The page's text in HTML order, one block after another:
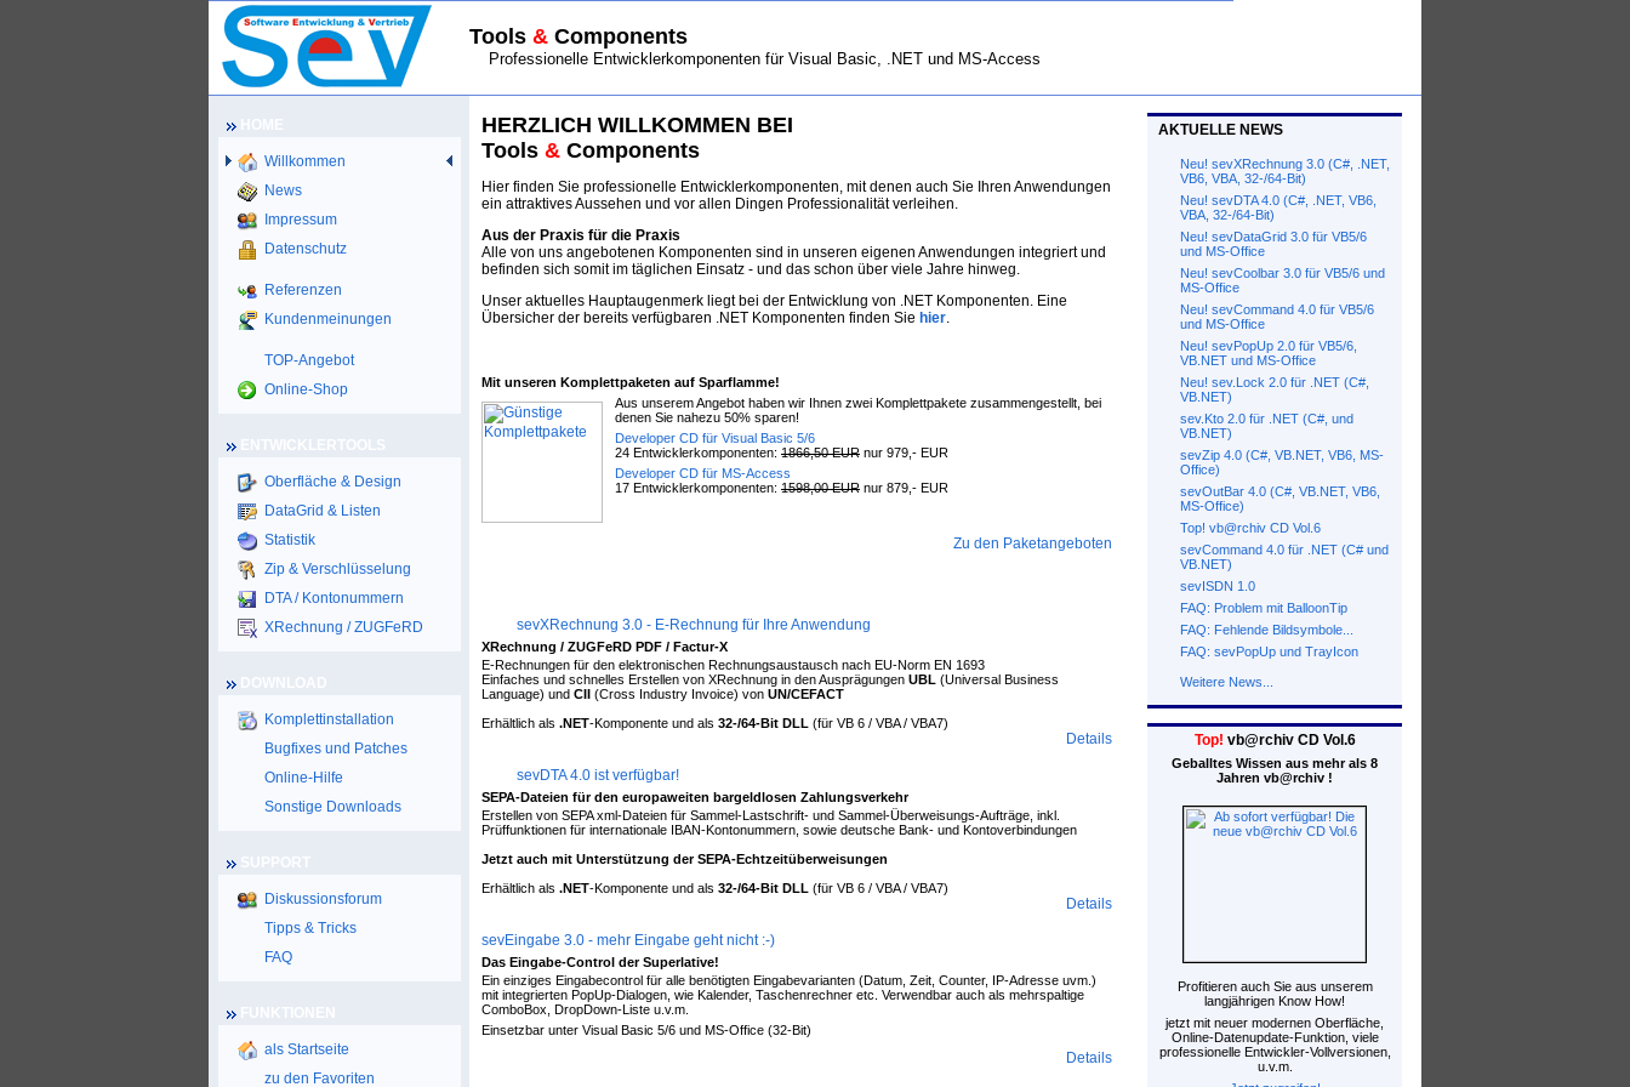
Tools & Components
Professionelle Entwicklerkomponenten für Visual Basic, .NET und MS-Access
Willkommen
News
Impressum
Datenschutz
Referenzen
Kundenmeinungen
TOP-Angebot
Online-Shop
Oberfläche & Design
DataGrid & Listen
Statistik
Zip & Verschlüsselung
DTA / Kontonummern
XRechnung / ZUGFeRD
Komplettinstallation
Bugfixes und Patches
Online-Hilfe
Sonstige Downloads
Diskussionsforum
Tipps & Tricks
FAQ
als Startseite
zu den Favoriten
HERZLICH WILLKOMMEN BEI
Tools & Components
Hier finden Sie professionelle Entwicklerkomponenten, mit denen auch Sie Ihren Anwendungen
ein attraktives Aussehen und vor allen Dingen Professionalität verleihen.
Aus der Praxis für die Praxis
Alle von uns angebotenen Komponenten sind in unseren eigenen Anwendungen integriert und
befinden sich somit im täglichen Einsatz - und das schon über viele Jahre hinweg.
Unser aktuelles Hauptaugenmerk liegt bei der Entwicklung von .NET Komponenten. Eine
Übersicher der bereits verfügbaren .NET Komponenten finden Sie hier.
Mit unseren Komplettpaketen auf Sparflamme!
Aus unserem Angebot haben wir Ihnen zwei Komplettpakete zusammengestellt, bei
denen Sie nahezu 50% sparen!
Developer CD für Visual Basic 5/6
24 Entwicklerkomponenten: 1866,50 EUR nur 979,- EUR
Developer CD für MS-Access
17 Entwicklerkomponenten: 1598,00 EUR nur 879,- EUR
Zu den Paketangeboten
sevXRechnung 3.0 - E-Rechnung für Ihre Anwendung
XRechnung / ZUGFeRD PDF / Factur-X
E-Rechnungen für den elektronischen Rechnungsaustausch nach EU-Norm EN 1693
Einfaches und schnelles Erstellen von XRechnung in den Ausprägungen UBL (Universal Business
Language) und CII (Cross Industry Invoice) von UN/CEFACT
Erhältlich als .NET-Komponente und als 32-/64-Bit DLL (für VB 6 / VBA / VBA7)
Details
sevDTA 4.0 ist verfügbar!
SEPA-Dateien für den europaweiten bargeldlosen Zahlungsverkehr
Erstellen von SEPA xml-Dateien für Sammel-Lastschrift- und Sammel-Überweisungs-Aufträge, inkl.
Prüffunktionen für internationale IBAN-Kontonummern, sowie deutsche Bank- und Kontoverbindungen
Jetzt auch mit Unterstützung der SEPA-Echtzeitüberweisungen
Erhältlich als .NET-Komponente und als 32-/64-Bit DLL (für VB 6 / VBA / VBA7)
Details
sevEingabe 3.0 - mehr Eingabe geht nicht :-)
Das Eingabe-Control der Superlative!
Ein einziges Eingabecontrol für alle benötigten Eingabevarianten (Datum, Zeit, Counter, IP-Adresse uvm.)
mit integrierten PopUp-Dialogen, wie Kalender, Taschenrechner etc. Verwendbar auch als mehrspaltige
ComboBox, DropDown-Liste u.v.m.
Einsetzbar unter Visual Basic 5/6 und MS-Office (32-Bit)
Details
AKTUELLE NEWS
Neu! sevXRechnung 3.0 (C#, .NET,
VB6, VBA, 32-/64-Bit)
Neu! sevDTA 4.0 (C#, .NET, VB6,
VBA, 32-/64-Bit)
Neu! sevDataGrid 3.0 für VB5/6
und MS-Office
Neu! sevCoolbar 3.0 für VB5/6 und
MS-Office
Neu! sevCommand 4.0 für VB5/6
und MS-Office
Neu! sevPopUp 2.0 für VB5/6,
VB.NET und MS-Office
Neu! sev.Lock 2.0 für .NET (C#,
VB.NET)
sev.Kto 2.0 für .NET (C#, und
VB.NET)
sevZip 4.0 (C#, VB.NET, VB6, MS-
Office)
sevOutBar 4.0 (C#, VB.NET, VB6,
MS-Office)
Top! vb@rchiv CD Vol.6
sevCommand 4.0 für .NET (C# und
VB.NET)
sevISDN 1.0
FAQ: Problem mit BalloonTip
FAQ: Fehlende Bildsymbole...
FAQ: sevPopUp und TrayIcon
Weitere News...
Top! vb@rchiv CD Vol.6
Geballtes Wissen aus mehr als 8
Jahren vb@rchiv !
Profitieren auch Sie aus unserem
langjährigen Know How!
jetzt mit neuer modernen Oberfläche,
Online-Datenupdate-Funktion, viele
professionelle Entwickler-Vollversionen,
u.v.m.